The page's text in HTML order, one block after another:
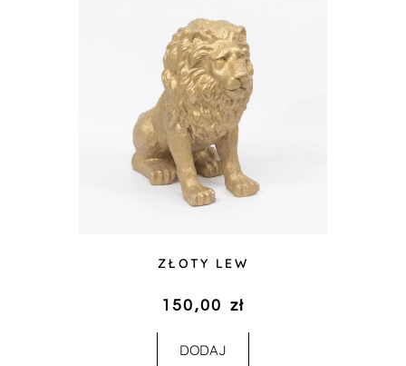
ZŁOTY LEW
150,00 zł
DODAJ